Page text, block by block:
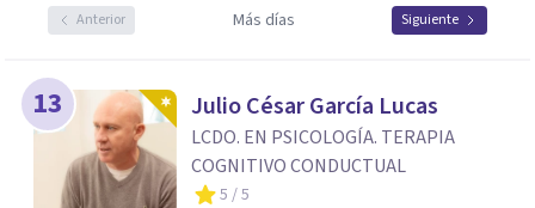
Anterior Más días Siguiente
13 Julio César García Lucas
LCDO. EN PSICOLOGÍA. TERAPIA
COGNITIVO CONDUCTUAL
5 / 5